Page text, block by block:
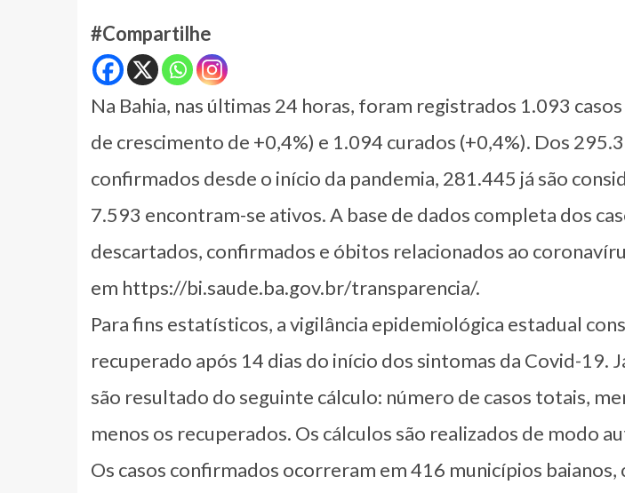
#Compartilhe
Na Bahia, nas últimas 24 horas, foram registrados 1.093
de crescimento de +0,4%) e 1.094 curados (+0,4%). Dos
confirmados desde o início da pandemia, 281.445 já são
7.593 encontram-se ativos. A base de dados completa dos
descartados, confirmados e óbitos relacionados ao
em https://bi.saude.ba.gov.br/transparencia/.
Para fins estatísticos, a vigilância epidemiológica estadual
recuperado após 14 dias do início dos sintomas da Covid-19.
são resultado do seguinte cálculo: número de casos totais,
menos os recuperados. Os cálculos são realizados de modo
Os casos confirmados ocorreram em 416 municípios baianos,